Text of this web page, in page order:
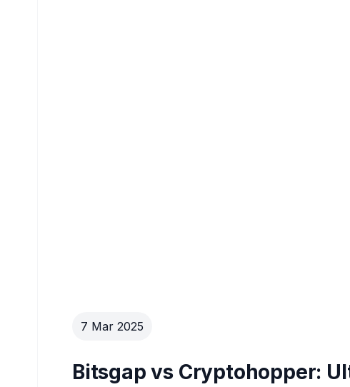
7 Mar 2025
Bitsgap vs Cryptohopper: